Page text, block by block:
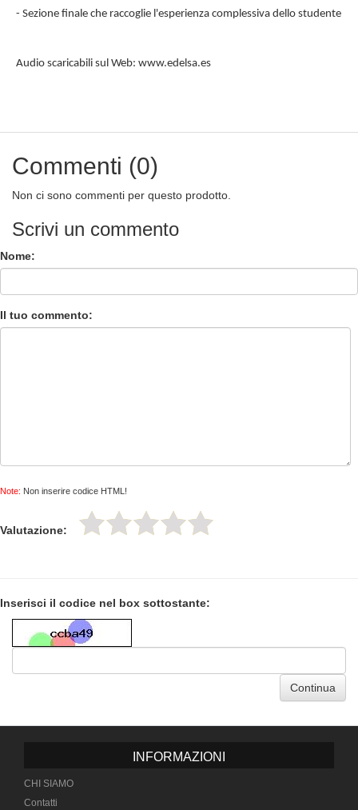
- Sezione finale che raccoglie l'esperienza complessiva dello studente
Audio scaricabili sul Web: www.edelsa.es
Commenti (0)
Non ci sono commenti per questo prodotto.
Scrivi un commento
Nome:
Il tuo commento:
Note: Non inserire codice HTML!
Valutazione:
Inserisci il codice nel box sottostante:
Continua
INFORMAZIONI
CHI SIAMO
Contatti